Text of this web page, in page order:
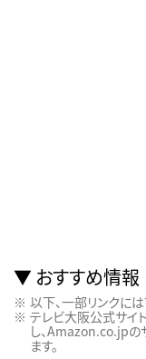
おすすめ情報
以下、一部リンクには
テレビ大阪公式サイ
し、Amazon.co.jpの
ます。